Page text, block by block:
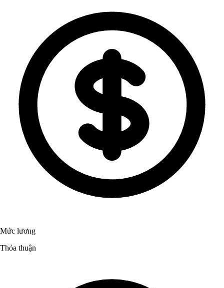
Mức lương
Thỏa thuận